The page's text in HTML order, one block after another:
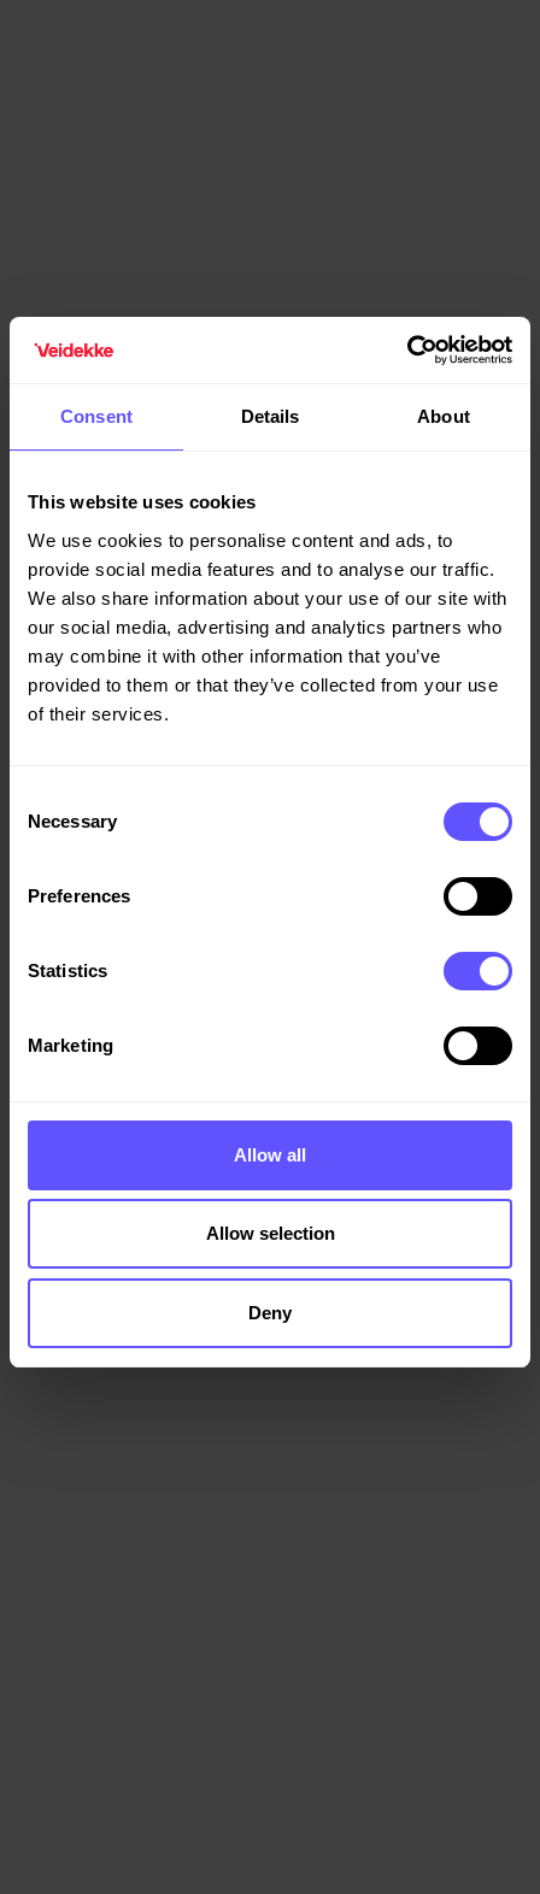
Consent Details About
This website uses cookies
We use cookies to personalise content and ads, to
provide social media features and to analyse our traffic.
We also share information about your use of our site with
our social media, advertising and analytics partners who
may combine it with other information that you’ve
provided to them or that they’ve collected from your use
of their services.
Selection
Necessary
Preferences
Statistics
Marketing
Allow all
Allow selection
Deny